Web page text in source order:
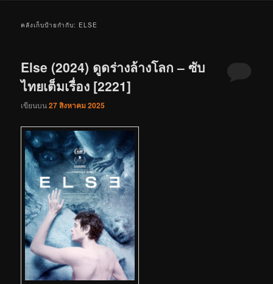
คลังเก็บป้ายกำกับ: ELSE
Else (2024) ดูดร่างล้างโลก – ซับ
ไทยเต็มเรื่อง [2221]
เขียนบน27 สิงหาคม 2025